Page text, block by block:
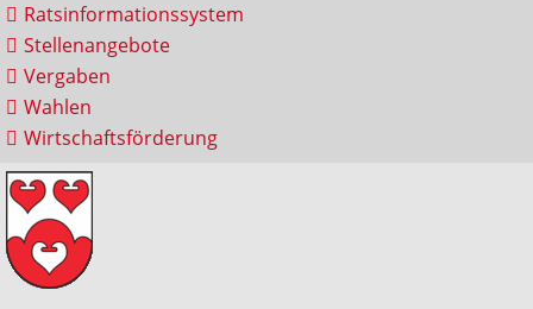
Ratsinformationssystem
Stellenangebote
Vergaben
Wahlen
Wirtschaftsförderung